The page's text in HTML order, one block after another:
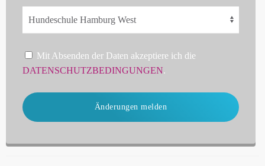
Mit Absenden der Daten akzeptiere ich die
DATENSCHUTZBEDINGUNGEN.
Änderungen melden